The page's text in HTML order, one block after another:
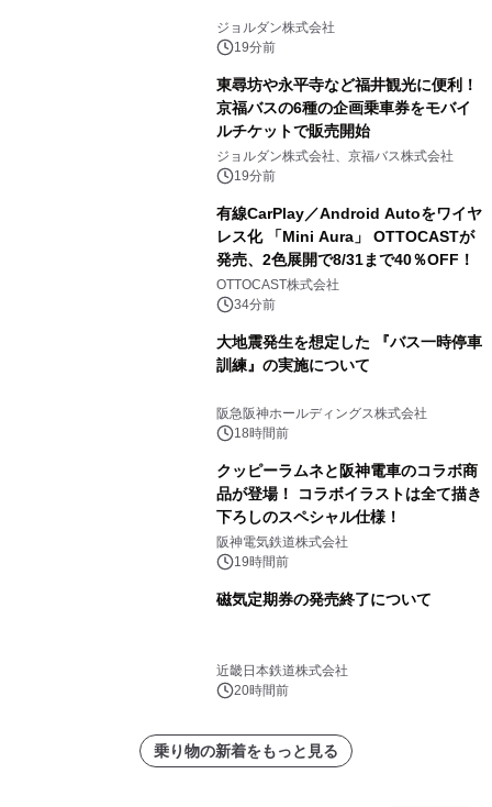
ジョルダン株式会社
19分前
東尋坊や永平寺など福井観光に便利！
京福バスの6種の企画乗車券をモバイ
ルチケットで販売開始
ジョルダン株式会社、京福バス株式会社
19分前
有線CarPlay／Android Autoをワイヤ
レス化 「Mini Aura」 OTTOCASTが
発売、2色展開で8/31まで40％OFF！
OTTOCAST株式会社
34分前
大地震発生を想定した 『バス一時停車
訓練』の実施について
阪急阪神ホールディングス株式会社
18時間前
クッピーラムネと阪神電車のコラボ商
品が登場！ コラボイラストは全て描き
下ろしのスペシャル仕様！
阪神電気鉄道株式会社
19時間前
磁気定期券の発売終了について
近畿日本鉄道株式会社
20時間前
乗り物の新着をもっと見る